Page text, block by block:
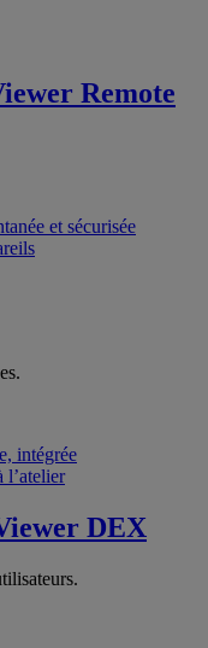
Remote
et sécurisée
intégrée
l’atelier
DEX